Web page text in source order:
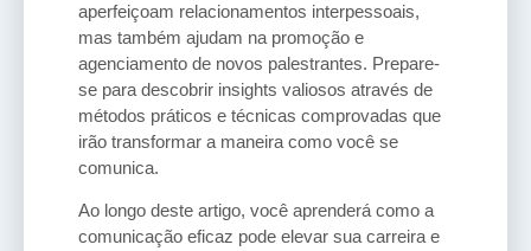
aperfeiçoam relacionamentos interpessoais,
mas também ajudam na promoção e
agenciamento de novos palestrantes. Prepare-
se para descobrir insights valiosos através de
métodos práticos e técnicas comprovadas que
irão transformar a maneira como você se
comunica.
Ao longo deste artigo, você aprenderá como a
comunicação eficaz pode elevar sua carreira e